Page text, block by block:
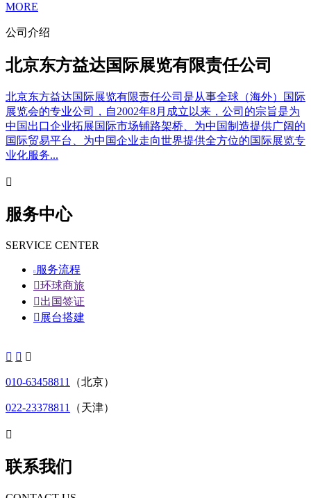
MORE
公司介绍
北京东方益达国际展览有限责任公司
北京东方益达国际展览有限责任公司是从事全球（海外）国际
展览会的专业公司，自2002年8月成立以来，公司的宗旨是为
中国出口企业拓展国际市场铺路架桥、为中国制造提供广阔的
国际贸易平台、为中国企业走向世界提供全方位的国际展览专
业化服务...

服务中心
SERVICE CENTER
 服务流程
环球商旅
出国签证
 展台搭建
  
010-63458811 （北京）
022-23378811 （天津）

联系我们